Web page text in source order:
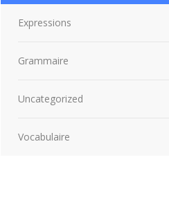
Expressions
Grammaire
Uncategorized
Vocabulaire